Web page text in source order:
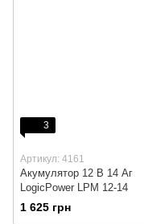
3
Артикул: 4161
Акумулятор 12 В 14 Аг
LogicPower LPM 12-14
1 625 грн